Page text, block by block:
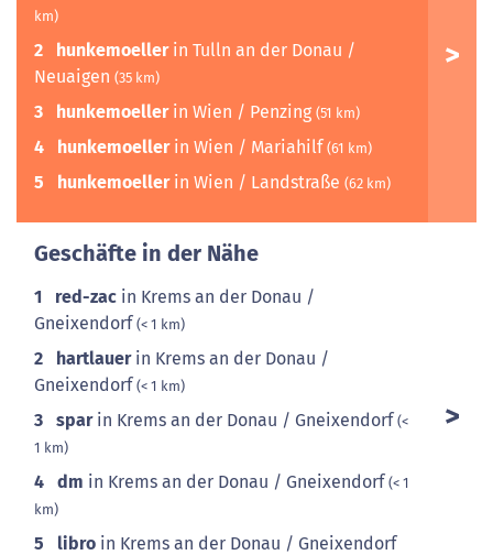
km)
2 hunkemoellerin Tulln an der Donau /
Neuaigen (35 km)
3 hunkemoellerin Wien / Penzing (51 km)
4 hunkemoellerin Wien / Mariahilf (61 km)
5 hunkemoellerin Wien / Landstraße (62 km)
Geschäfte in der Nähe
1 red-zac in Krems an der Donau /
Gneixendorf(< 1 km)
2 hartlauerin Krems an der Donau /
Gneixendorf(< 1 km)
3 sparin Krems an der Donau / Gneixendorf(<
1 km)
4 dm in Krems an der Donau / Gneixendorf(< 1
km)
5 libro in Krems an der Donau / Gneixendorf